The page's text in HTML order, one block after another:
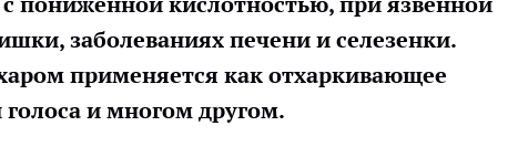
заболеваниях печени и селезенки.
применяется как отхаркивающее
и многом другом.